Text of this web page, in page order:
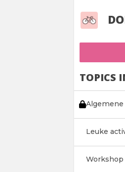
TOPICS
Algemene
Leuke
Workshop